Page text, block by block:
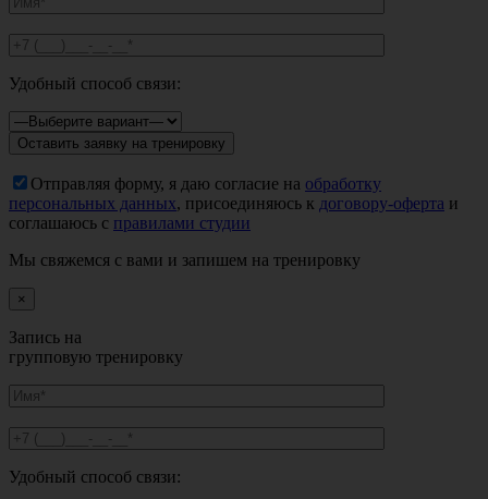
Удобный способ связи:
Отправляя форму, я даю согласие на обработку
персональных данных, присоединяюсь к договору-оферта и
соглашаюсь с правилами студии
Мы свяжемся с вами и запишем на тренировку
×
Запись на
групповую тренировку
Удобный способ связи: